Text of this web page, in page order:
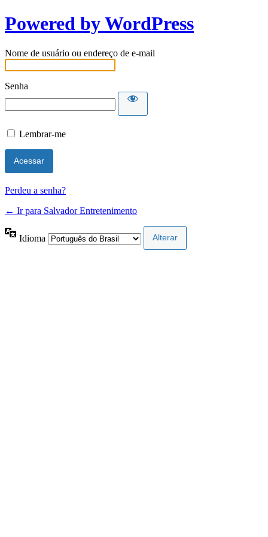
Powered by WordPress
Nome de usuário ou endereço de e-mail
Senha
Lembrar-me
Perdeu a senha?
← Ir para Salvador Entretenimento
Idioma